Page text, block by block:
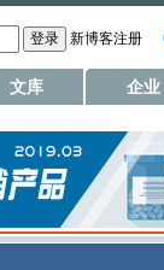
新博客注册
文库 企业